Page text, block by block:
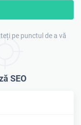
pe punctul de a vă
SEO